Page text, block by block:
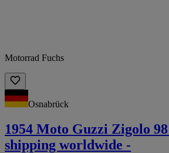
Motorrad Fuchs
Osnabrück
1954 Moto Guzzi Zigolo
shipping worldwide -